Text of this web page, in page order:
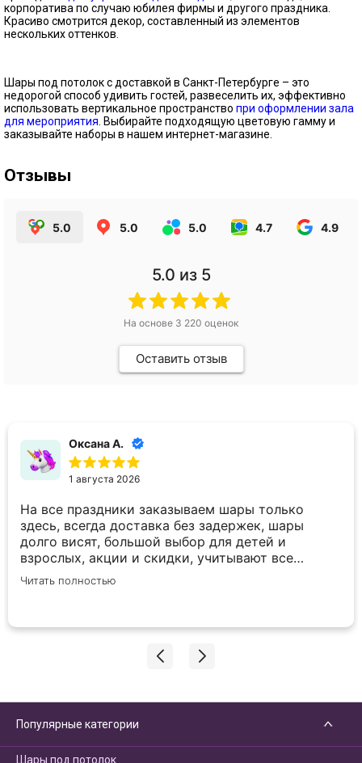
корпоратива по случаю юбилея фирмы и другого праздника.
Красиво смотрится декор, составленный из элементов
нескольких оттенков.
Шары под потолок с доставкой в Санкт-Петербурге – это
недорогой способ удивить гостей, развеселить их, эффективно
использовать вертикальное пространство при оформлении зала
для мероприятия . Выбирайте подходящую цветовую гамму и
заказывайте наборы в нашем интернет-магазине.
Отзывы
5.0 5.0 5.0 4.7 4.9
5.0 из 5
На основе 3 220 оценок
Оставить отзыв
Оксана А.
1 августа 2026
На все праздники заказываем шары только
здесь, всегда доставка без задержек, шары
долго висят, большой выбор для детей и
взрослых, акции и скидки, учитывают все
пожелания по внесению корректировок в заказ.
Спасибо вам большое!
Читать полностью
Популярные категории
Шары под потолок